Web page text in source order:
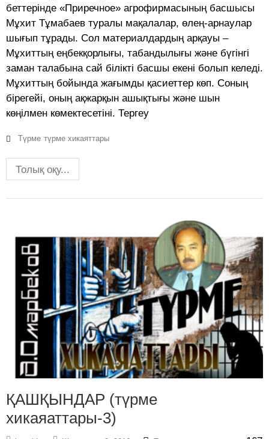
беттерінде «Приречное» агрофирмасының басшысы
Мұхит Тұмабаев туралы мақалалар, өлең-арнаулар
шығып тұрады. Сол материалдардың арқауы –
Мұхиттың еңбекқорлығы, табандылығы және бүгінгі
заман талабына сай білікті басшы екені болып келеді.
Мұхиттың бойында жағымды қасиеттер көп. Соның
бірегейі, оның ақжарқын ашықтығы және шын
көңілмен көмектесетіні. Тергеу
Түрме түрме хикаяттары
Толық оқу...
ҚАШҚЫНДАР (түрме
хикаяаттары-3)